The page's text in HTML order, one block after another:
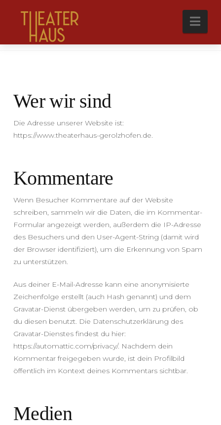
Datenschutzerklärung
Wer wir sind
Die Adresse unserer Website ist:
https://www.theaterhaus-gerolzhofen.de.
Kommentare
Wenn Besucher Kommentare auf der Website
schreiben, sammeln wir die Daten, die im Kommentar-
Formular angezeigt werden, außerdem die IP-Adresse
des Besuchers und den User-Agent-String (damit wird
der Browser identifiziert), um die Erkennung von Spam
zu unterstützen.
Aus deiner E-Mail-Adresse kann eine anonymisierte
Zeichenfolge erstellt (auch Hash genannt) und dem
Gravatar-Dienst übergeben werden, um zu prüfen, ob
du diesen benutzt. Die Datenschutzerklärung des
Gravatar-Dienstes findest du hier:
https://automattic.com/privacy/. Nachdem dein
Kommentar freigegeben wurde, ist dein Profilbild
öffentlich im Kontext deines Kommentars sichtbar.
Medien